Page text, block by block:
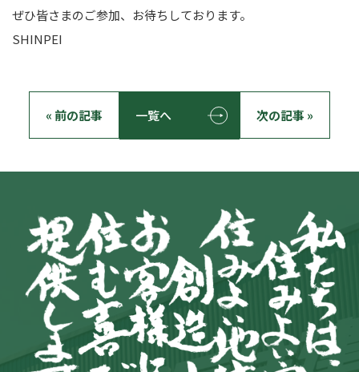
ぜひ皆さまのご参加、お待ちしております。
SHINPEI
« 前の記事 一覧へ 次の記事 »